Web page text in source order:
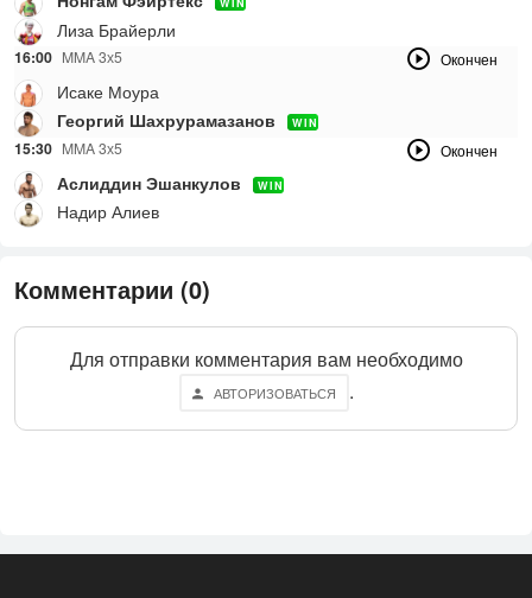
WIN
Лиза Брайерли
16:00 MMA 3х5 Окончен
Исаке Моура
Георгий Шахрурамазанов
WIN
15:30 MMA 3х5 Окончен
Аслиддин Эшанкулов WIN
Надир Алиев
Комментарии (0)
Для отправки комментария вам необходимо
АВТОРИЗОВАТЬСЯ .